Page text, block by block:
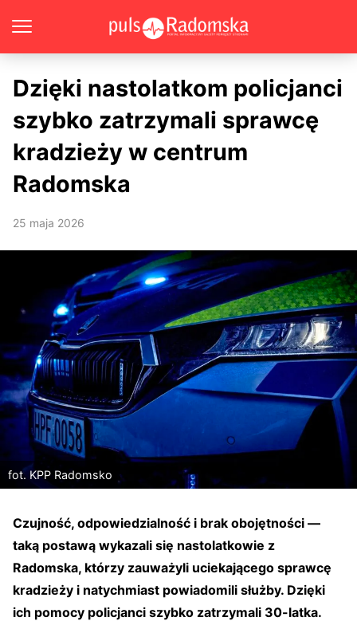
Dzięki nastolatkom policjanci
szybko zatrzymali sprawcę
kradzieży w centrum
Radomska
25 maja 2026
fot. KPP Radomsko
Czujność, odpowiedzialność i brak obojętności —
taką postawą wykazali się nastolatkowie z
Radomska, którzy zauważyli uciekającego sprawcę
kradzieży i natychmiast powiadomili służby. Dzięki
ich pomocy policjanci szybko zatrzymali 30-latka.